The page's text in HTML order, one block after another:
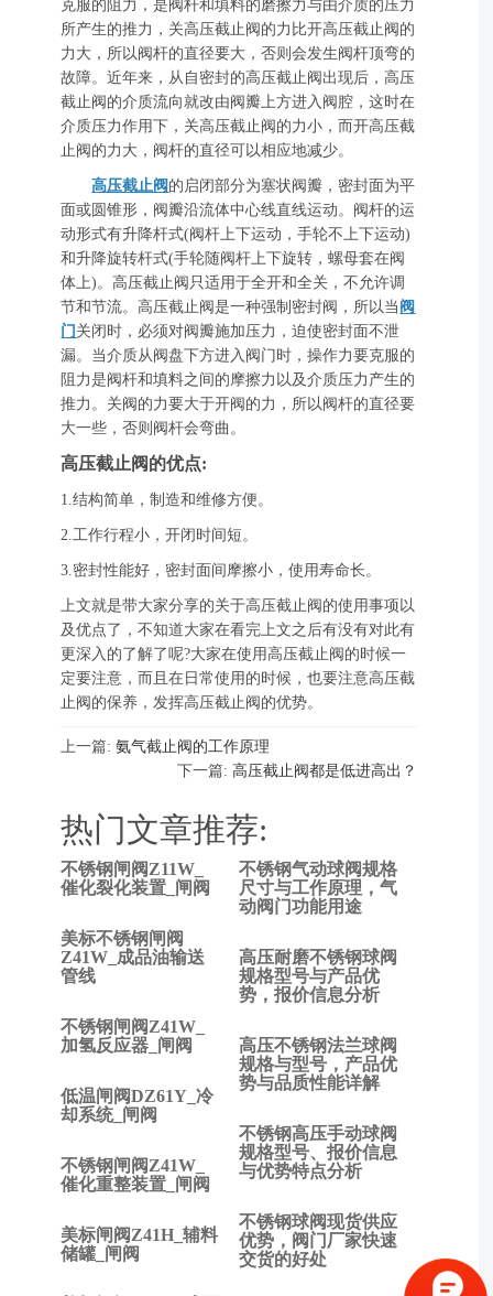
克服的阻力，是阀杆和填料的磨擦力与由介质的压力
所产生的推力，关高压截止阀的力比开高压截止阀的
力大，所以阀杆的直径要大，否则会发生阀杆顶弯的
故障。近年来，从自密封的高压截止阀出现后，高压
截止阀的介质流向就改由阀瓣上方进入阀腔，这时在
介质压力作用下，关高压截止阀的力小，而开高压截
止阀的力大，阀杆的直径可以相应地减少。
高压截止阀 的启闭部分为塞状阀瓣，密封面为平
面或圆锥形，阀瓣沿流体中心线直线运动。阀杆的运
动形式有升降杆式(阀杆上下运动，手轮不上下运动)
和升降旋转杆式(手轮随阀杆上下旋转，螺母套在阀
体上)。高压截止阀只适用于全开和全关，不允许调
节和节流。高压截止阀是一种强制密封阀，所以当 阀
门 关闭时，必须对阀瓣施加压力，迫使密封面不泄
漏。当介质从阀盘下方进入阀门时，操作力要克服的
阻力是阀杆和填料之间的摩擦力以及介质压力产生的
推力。关阀的力要大于开阀的力，所以阀杆的直径要
大一些，否则阀杆会弯曲。
高压截止阀的优点:
1.结构简单，制造和维修方便。
2.工作行程小，开闭时间短。
3.密封性能好，密封面间摩擦小，使用寿命长。
上文就是带大家分享的关于高压截止阀的使用事项以
及优点了，不知道大家在看完上文之后有没有对此有
更深入的了解了呢?大家在使用高压截止阀的时候一
定要注意，而且在日常使用的时候，也要注意高压截
止阀的保养，发挥高压截止阀的优势。
上一篇: 氨气截止阀的工作原理
下一篇: 高压截止阀都是低进高出？
热门文章推荐:
不锈钢闸阀Z11W_
催化裂化装置_闸阀
美标不锈钢闸阀
Z41W_成品油输送
管线
不锈钢闸阀Z41W_
加氢反应器_闸阀
低温闸阀DZ61Y_冷
却系统_闸阀
不锈钢闸阀Z41W_
催化重整装置_闸阀
美标闸阀Z41H_辅料
储罐_闸阀
不锈钢气动球阀规格
尺寸与工作原理，气
动阀门功能用途
高压耐磨不锈钢球阀
规格型号与产品优
势，报价信息分析
高压不锈钢法兰球阀
规格与型号，产品优
势与品质性能详解
不锈钢高压手动球阀
规格型号、报价信息
与优势特点分析
不锈钢球阀现货供应
优势，阀门厂家快速
交货的好处
上
一
氨
气
截
阀
的
作
原
理
下一
篇:
高压
截止